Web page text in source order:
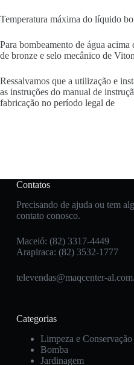
Temperatura máxima do líquido
Para bombeamento de água
de bronze e selo mecânico de
Ressalvamos que a utilização e
as instruções do manual de
fabricação no período legal de
Contatos
Precisando de ajuda ou tem
contato conosco.
Maceió: (82) 3317-4449
Arapiraca: (82) 3532-1777
televendas@maqcenter-
Categorias
Limpeza e Conservação
Bomba
Jardinagem